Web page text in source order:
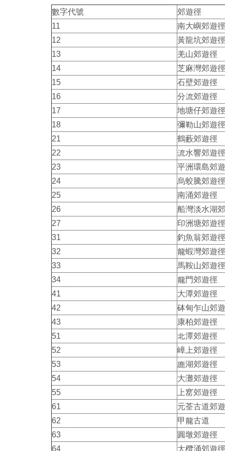
數字代號
郊遊徑
11
南大嶼郊遊徑
12
黃龍坑郊遊徑
13
羌山郊遊徑
14
芝麻灣郊遊徑
15
石壁郊遊徑
16
分流郊遊徑
17
地塘仔郊遊徑
18
彌勒山郊遊徑
21
鶴藪郊遊徑
22
流水響郊遊徑
23
平洲環島郊
24
烏蛟騰郊遊徑
25
南涌郊遊徑
26
船灣淡水湖
27
印洲塘郊遊徑
31
釣魚翁郊遊徑
32
龍蝦灣郊遊徑
33
馬鞍山郊遊徑
34
龍門郊遊徑
41
大潭郊遊徑
42
砵甸乍山郊
43
康柏郊遊徑
51
北潭郊遊徑
52
嶂上郊遊徑
53
鹿湖郊遊徑
54
大灘郊遊徑
55
上窰郊遊徑
61
元荃古道郊
62
甲龍古道
63
圓墩郊遊徑
64
大欖涌郊遊徑